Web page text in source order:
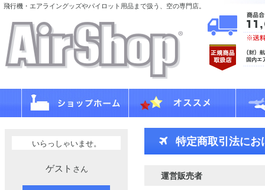
飛行機・エアライングッズやパイロット用品まで扱う、空の専門店。
いらっしゃいませ。
ゲスト さん
特定商取引法にお
運営販売者